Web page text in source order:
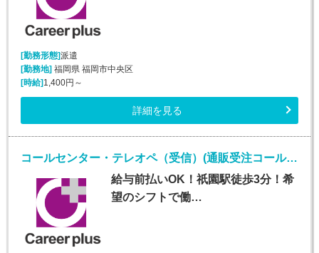
[勤務形態]派遣
[勤務地] 福岡県 福岡市中央区
[時給] 1,400円～
詳細を見る
コールセンター・テレオペ（受信）(通販受注コールセンターオペレーター)
給与前払いOK！祇園駅徒歩3分！希
望のシフトで働…